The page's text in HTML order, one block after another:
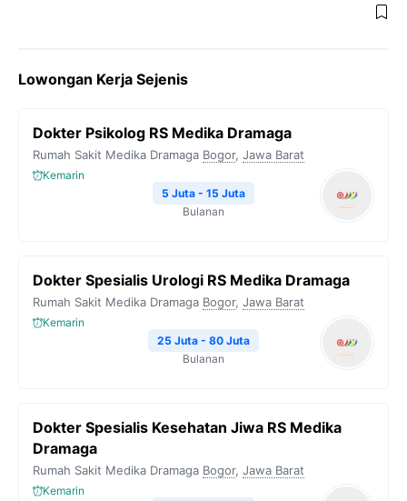
Lowongan Kerja Sejenis
Dokter Psikolog RS Medika Dramaga
Rumah Sakit Medika Dramaga Bogor, Jawa Barat
Kemarin
5 Juta - 15 Juta
Bulanan
Dokter Spesialis Urologi RS Medika Dramaga
Rumah Sakit Medika Dramaga Bogor, Jawa Barat
Kemarin
25 Juta - 80 Juta
Bulanan
Dokter Spesialis Kesehatan Jiwa RS Medika
Dramaga
Rumah Sakit Medika Dramaga Bogor, Jawa Barat
Kemarin